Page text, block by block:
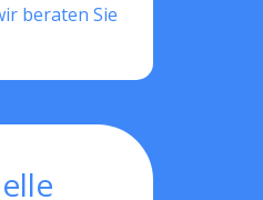
beraten Sie